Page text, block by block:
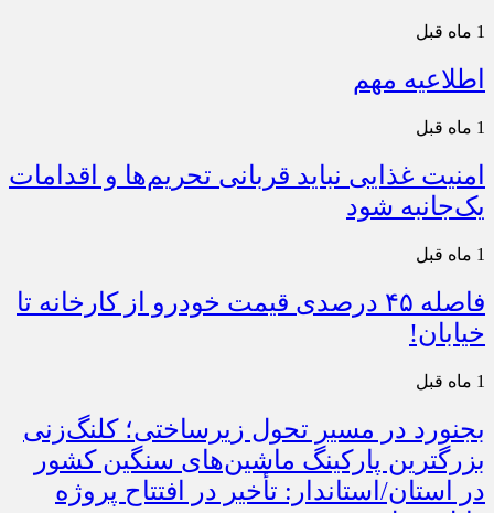
1 ماه قبل
اطلاعیه مهم
1 ماه قبل
امنیت غذایی نباید قربانی تحریم‌ها و اقدامات
یک‌جانبه شود
1 ماه قبل
فاصله ۴۵ درصدی قیمت خودرو از کارخانه تا
خیابان!
1 ماه قبل
بجنورد در مسیر تحول زیرساختی؛ کلنگ‌زنی
بزرگترین پارکینگ ماشین‌های سنگین کشور
در استان/استاندار: تأخیر در افتتاح پروژه